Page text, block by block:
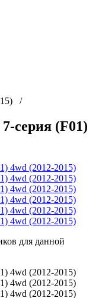
/
серия (F01)
для данной